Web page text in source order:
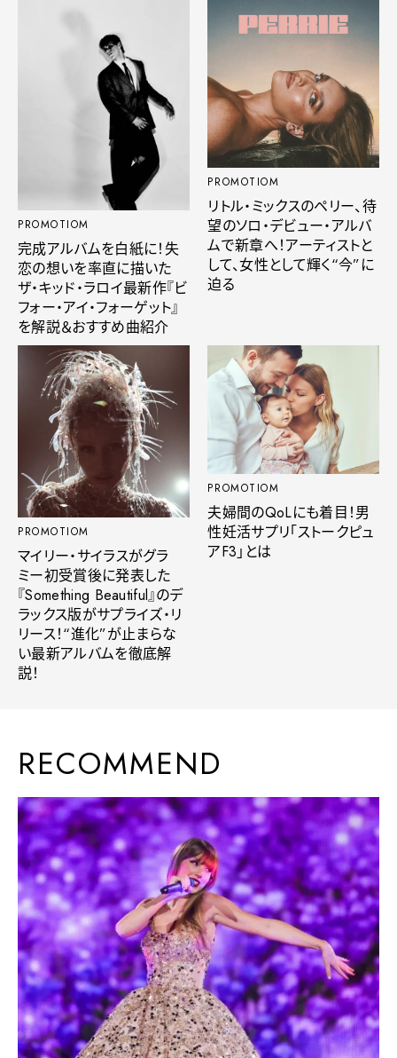
PROMOTIOM
完成アルバムを白紙に！失
恋の想いを率直に描いた
ザ・キッド・ラロイ最新作『ビ
フォー・アイ・フォーゲット』
を解説＆おすすめ曲紹介
PROMOTIOM
リトル・ミックスのペリー、待
望のソロ・デビュー・アルバ
ムで新章へ！アーティストと
して、女性として輝く“今”に
迫る
PROMOTIOM
マイリー・サイラスがグラ
ミー初受賞後に発表した
『Something Beautiful』のデ
ラックス版がサプライズ・リ
リース！“進化”が止まらな
い最新アルバムを徹底解
説！
PROMOTIOM
夫婦間のQoLにも着目！男
性妊活サプリ「ストークピュ
アF3」とは
RECOMMEND